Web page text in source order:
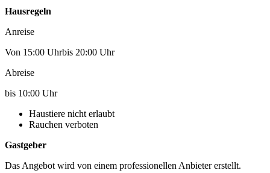
Hausregeln
Anreise
Von 15:00 Uhrbis 20:00 Uhr
Abreise
bis 10:00 Uhr
Haustiere nicht erlaubt
Rauchen verboten
Gastgeber
Das Angebot wird von einem professionellen Anbieter erstellt.